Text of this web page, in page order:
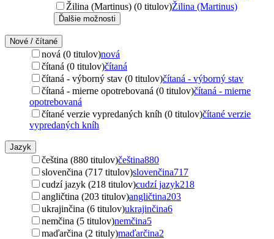
Žilina (Martinus) (0 titulov)Žilina (Martinus)
Ďalšie možnosti
Nové / čítané
nová (0 titulov)nová
čítaná (0 titulov)čítaná
čítaná - výborný stav (0 titulov)čítaná - výborný stav
čítaná - mierne opotrebovaná (0 titulov)čítaná - mierne
opotrebovaná
čítané verzie vypredaných kníh (0 titulov)čítané verzie
vypredaných kníh
Jazyk
čeština (880 titulov)čeština880
slovenčina (717 titulov)slovenčina717
cudzí jazyk (218 titulov)cudzí jazyk218
angličtina (203 titulov)angličtina203
ukrajinčina (6 titulov)ukrajinčina6
nemčina (5 titulov)nemčina5
maďarčina (2 tituly)maďarčina2